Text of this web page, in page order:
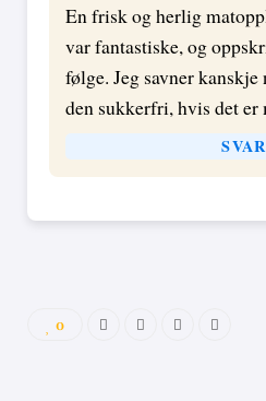
En frisk og herlig
var fantastiske, og
følge. Jeg savner
den sukkerfri, hvis det er
SVAR
0